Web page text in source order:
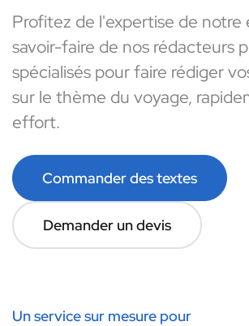
Profitez de l'expertise de notre
savoir-faire de nos rédacteurs
spécialisés pour faire rédiger
sur le thème du voyage,
effort.
Commander des textes
Demander un devis
Un service sur mesure pour